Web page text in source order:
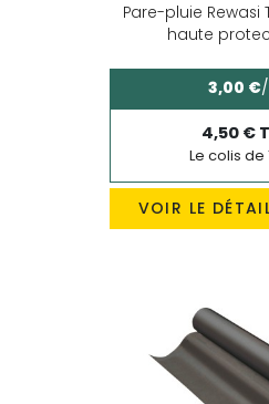
Pare-pluie Rewasi
haute
3,00 €/
4,50 €
Le colis de
VOIR LE